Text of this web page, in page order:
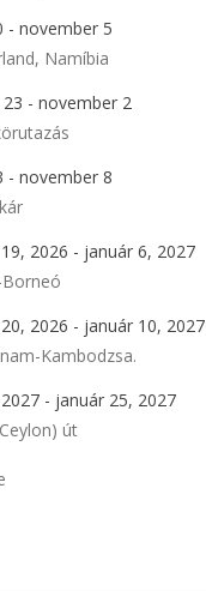
- november 5
Namíbia
- november 2
- november 8
2026 - január 6, 2027
2026 - január 10, 2027
Kambodzsa.
- január 25, 2027
út